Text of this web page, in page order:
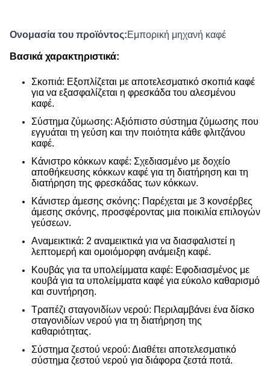
Ονομασία του προϊόντος:Εμπορική μηχανή καφέ
Βασικά χαρακτηριστικά:
Σκοπιά: Εξοπλίζεται με αποτελεσματικό σκοπιά καφέ
για να εξασφαλίζεται η φρεσκάδα του αλεσμένου
καφέ.
Σύστημα ζύμωσης: Αξιόπιστο σύστημα ζύμωσης που
εγγυάται τη γεύση και την ποιότητα κάθε φλιτζάνου
καφέ.
Κάνιστρο κόκκων καφέ: Σχεδιασμένο με δοχείο
αποθήκευσης κόκκων καφέ για τη διατήρηση και τη
διατήρηση της φρεσκάδας των κόκκων.
Κάνιστερ άμεσης σκόνης: Παρέχεται με 3 κονσέρβες
άμεσης σκόνης, προσφέροντας μια ποικιλία επιλογών
γεύσεων.
Αναμεικτικά: 2 αναμεικτικά για να διασφαλιστεί η
λεπτομερή και ομοιόμορφη ανάμειξη καφέ.
Κουβάς για τα υπολείμματα καφέ: Εφοδιασμένος με
κουβά για τα υπολείμματα καφέ για εύκολο καθαρισμό
και συντήρηση.
Τραπέζι σταγονιδίων νερού: Περιλαμβάνει ένα δίσκο
σταγονιδίων νερού για τη διατήρηση της
καθαριότητας.
Σύστημα ζεστού νερού: Διαθέτει αποτελεσματικό
σύστημα ζεστού νερού για διάφορα ζεστά ποτά.